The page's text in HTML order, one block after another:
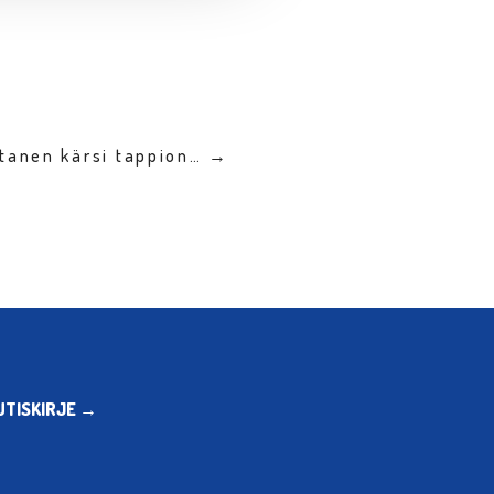
kärsi tappion… →
→